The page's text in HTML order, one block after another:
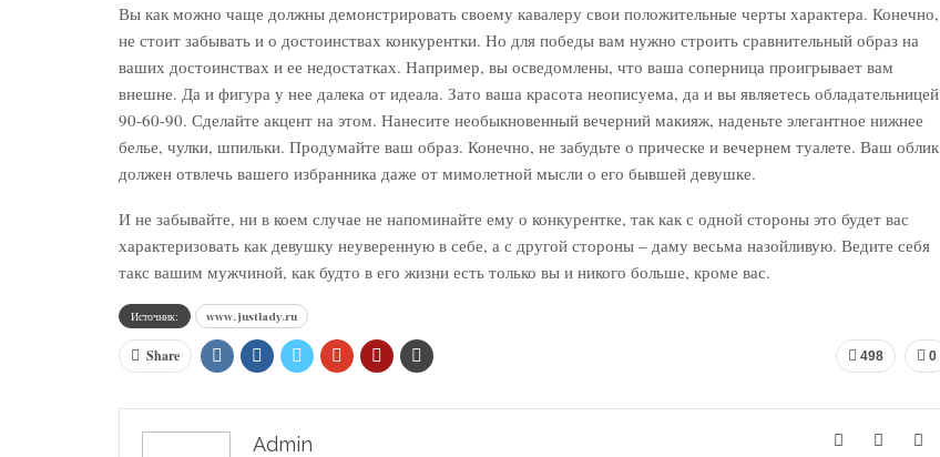
Вы как можно чаще должны демонстрировать своему кавалеру свои положительные черты характера. Конечно,
не стоит забывать и о достоинствах конкурентки. Но для победы вам нужно строить сравнительный образ на
ваших достоинствах и ее недостатках. Например, вы осведомлены, что ваша соперница проигрывает вам
внешне. Да и фигура у нее далека от идеала. Зато ваша красота неописуема, да и вы являетесь обладательницей
90-60-90. Сделайте акцент на этом. Нанесите необыкновенный вечерний макияж, наденьте элегантное нижнее
белье, чулки, шпильки. Продумайте ваш образ. Конечно, не забудьте о прическе и вечернем туалете. Ваш облик
должен отвлечь вашего избранника даже от мимолетной мысли о его бывшей девушке.
И не забывайте, ни в коем случае не напоминайте ему о конкурентке, так как с одной стороны это будет вас
характеризовать как девушку неуверенную в себе, а с другой стороны – даму весьма назойливую. Ведите себя
такс вашим мужчиной, как будто в его жизни есть только вы и никого больше, кроме вас.
Источник: www.justlady.ru
0
498
Share
Admin